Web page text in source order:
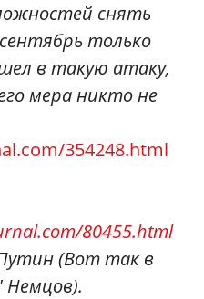
снять
только
в такую атаку,
мера никто не
354248.html
80455.html
(Вот так в
Немцов).